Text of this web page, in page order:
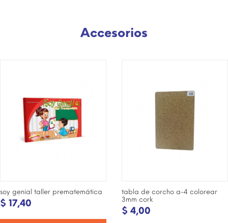
Accesorios
soy genial taller prematemática
$ 17,40
tabla de corcho a-4 colorear
3mm cork
$ 4,00